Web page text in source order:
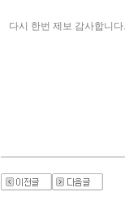
다시 한번 제보 감사합니다.